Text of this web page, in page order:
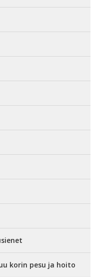
korin pesu ja hoito